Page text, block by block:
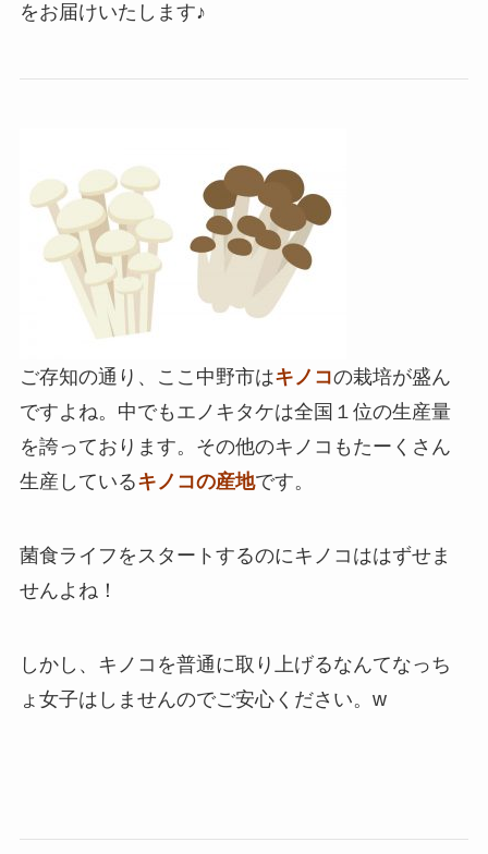
をお届けいたします♪
ご存知の通り、ここ中野市はキノコの栽培が盛ん
ですよね。中でもエノキタケは全国１位の生産量
を誇っております。その他のキノコもたーくさん
生産しているキノコの産地です。
菌食ライフをスタートするのにキノコははずせま
せんよね！
しかし、キノコを普通に取り上げるなんてなっち
ょ女子はしませんのでご安心ください。w